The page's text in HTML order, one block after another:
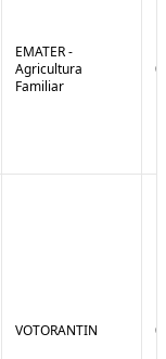
EMATER -
Agricultura
Familiar
VOTORANTIN